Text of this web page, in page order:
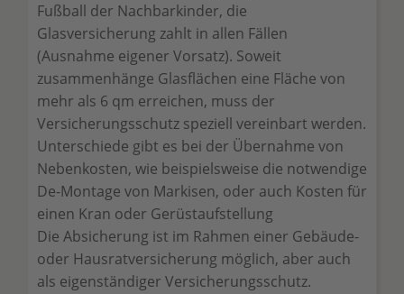
Fußball der Nachbarkinder, die
Glasversicherung zahlt in allen Fällen
(Ausnahme eigener Vorsatz). Soweit
zusammenhänge Glasflächen eine Fläche von
mehr als 6 qm erreichen, muss der
Versicherungsschutz speziell vereinbart werden.
Unterschiede gibt es bei der Übernahme von
Nebenkosten, wie beispielsweise die notwendige
De-Montage von Markisen, oder auch Kosten für
einen Kran oder Gerüstaufstellung
Die Absicherung ist im Rahmen einer Gebäude-
oder Hausratversicherung möglich, aber auch
als eigenständiger Versicherungsschutz.